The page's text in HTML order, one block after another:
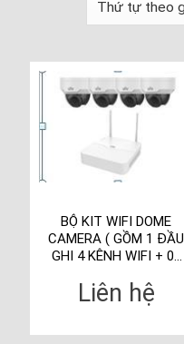
BỘ KIT WIFI DOME
CAMERA ( GỒM 1 ĐẦU
GHI 4 KÊNH WIFI + 04
2.0MP WIFI )
Liên hệ